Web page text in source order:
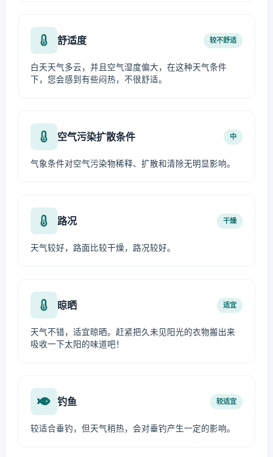
舒适度 较不舒适
白天天气多云，并且空气湿度偏大，在这种天气条件
下，您会感到有些闷热，不很舒适。
空气污染扩散条件 中
气象条件对空气污染物稀释、扩散和清除无明显影响。
路况 干燥
天气较好，路面比较干燥，路况较好。
晾晒 适宜
天气不错，适宜晾晒。赶紧把久未见阳光的衣物搬出来
吸收一下太阳的味道吧！
钓鱼 较适宜
较适合垂钓，但天气稍热，会对垂钓产生一定的影响。